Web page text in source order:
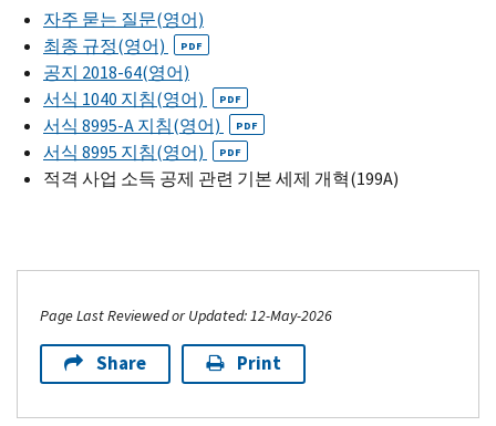
자주 묻는 질문(영어)
최종 규정(영어)
PDF
공지 2018-64(영어)
서식 1040 지침(영어)
PDF
서식 8995-A지침(영어) PDF
서식 8995 지침(영어) PDF
적격 사업 소득 공제 관련 기본 세제 개혁(199A)
Page Last Reviewed or Updated: 12-May-2026
Share Print